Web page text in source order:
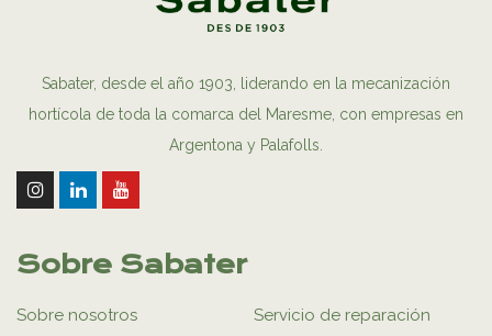
Sabater, desde el año 1903, liderando en la mecanización
hortícola de toda la comarca del Maresme, con empresas en
Argentona y Palafolls.
Sobre Sabater
Sobre nosotros
Servicio de reparación